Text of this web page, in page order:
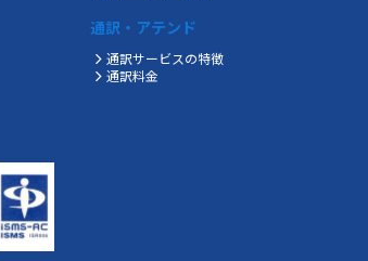
通訳・アテンド
通訳サービスの特徴
通訳料金